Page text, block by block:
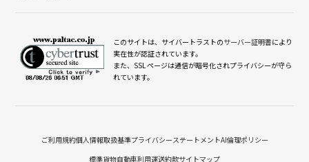
このサイトは、サイバートラストのサーバー証明書により
実在性が認証されています。
また、SSL ページは通信が暗号化されプライバシーが守ら
れています。
ご利用規約個人情報取扱基準プライバシーステートメントAI倫理ポリシー
標準貨物自動車利用運送約款サイトマップ